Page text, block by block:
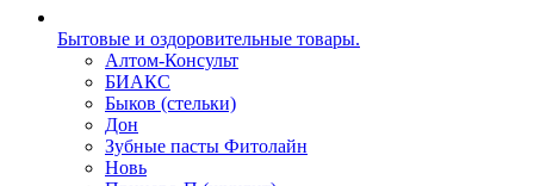
Бытовые и оздоровительные товары.
Алтом-Консульт
БИАКС
Быков (стельки)
Дон
Зубные пасты Фитолайн
Новь